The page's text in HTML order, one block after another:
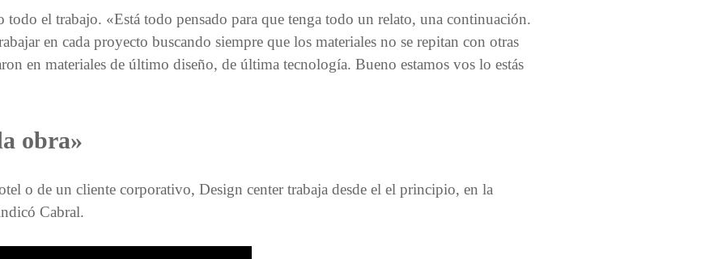
el trabajo. «Está todo pensado para que tenga todo un relato, una continuación.
en cada proyecto buscando siempre que los materiales no se repitan con otras
en materiales de último diseño, de última tecnología. Bueno estamos vos lo estás
obra»
o de un cliente corporativo, Design center trabaja desde el el principio, en la
Cabral.